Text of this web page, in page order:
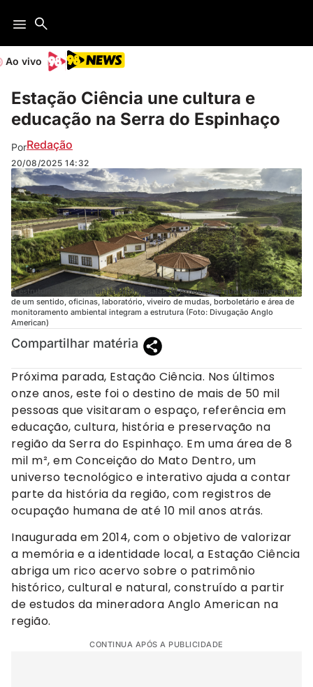
Ao vivo
Estação Ciência une cultura e
educação na Serra do Espinhaço
PorRedação
20/08/2025 14:32
A estrutura conta com um auditório, salas de exposições que estimulam mais
de um sentido, oficinas, laboratório, viveiro de mudas, borboletário e área de
monitoramento ambiental integram a estrutura (Foto: Divugação Anglo
American)
Compartilhar matéria
Próxima parada, Estação Ciência. Nos últimos
onze anos, este foi o destino de mais de 50 mil
pessoas que visitaram o espaço, referência em
educação, cultura, história e preservação na
região da Serra do Espinhaço. Em uma área de 8
mil m², em Conceição do Mato Dentro, um
universo tecnológico e interativo ajuda a contar
parte da história da região, com registros de
ocupação humana de até 10 mil anos atrás.
Inaugurada em 2014, com o objetivo de valorizar
a memória e a identidade local, a Estação Ciência
abriga um rico acervo sobre o patrimônio
histórico, cultural e natural, construído a partir
de estudos da mineradora Anglo American na
região.
CONTINUA APÓS A PUBLICIDADE